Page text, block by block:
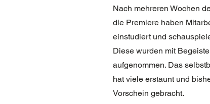
Nach mehreren Wochen
die Premiere haben
einstudiert und
Diese wurden mit
aufgenommen. Das
hat viele erstaunt und
Vorschein gebracht.